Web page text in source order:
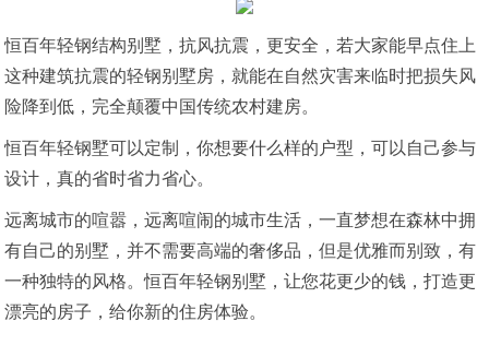
恒百年轻钢结构别墅，抗风抗震，更安全，若大家能早点住上
这种建筑抗震的轻钢别墅房，就能在自然灾害来临时把损失风
险降到低，完全颠覆中国传统农村建房。
恒百年轻钢墅可以定制，你想要什么样的户型，可以自己参与
设计，真的省时省力省心。
远离城市的喧嚣，远离喧闹的城市生活，一直梦想在森林中拥
有自己的别墅，并不需要高端的奢侈品，但是优雅而别致，有
一种独特的风格。恒百年轻钢别墅，让您花更少的钱，打造更
漂亮的房子，给你新的住房体验。